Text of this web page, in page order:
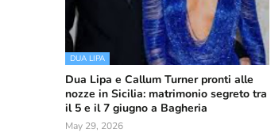
DUA LIPA
Dua Lipa e Callum Turner pronti alle
nozze in Sicilia: matrimonio segreto tra
il 5 e il 7 giugno a Bagheria
May 29, 2026